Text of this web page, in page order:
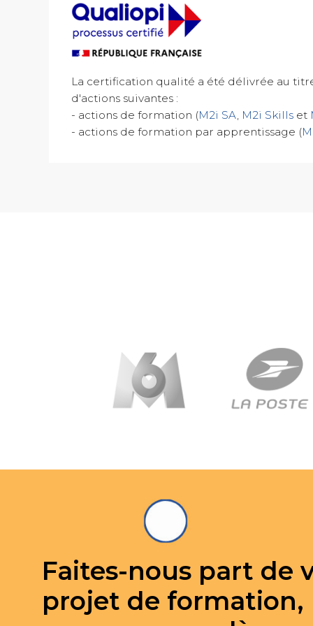
La certification qualité a été délivrée au
d'actions suivantes :
- actions de formation (M2i SA, M2i Skillset
- actions de formation par apprentissage (
Faites-nous part de
projet de formation,